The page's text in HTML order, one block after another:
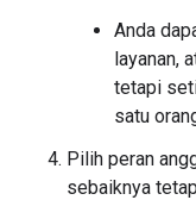
Anda
layanan,
tetapi
satu
Pilih peran
sebaiknya